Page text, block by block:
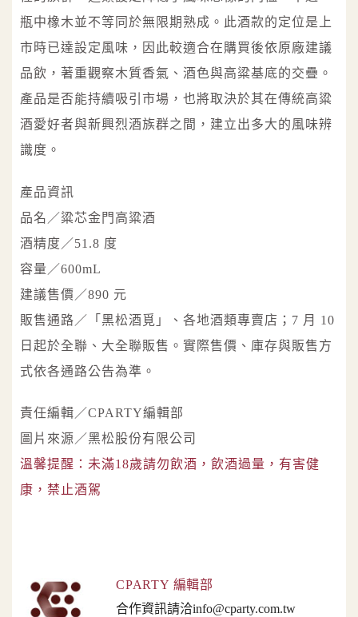
瓶中橡木並不等同於無限期熟成。此酒款的定位是上
市時已達設定風味，因此較適合在購買後依原廠建議
品飲，著重觀察木質香氣、酒色與高粱基底的交疊。
產品是否能持續吸引市場，也將取決於其在傳統高粱
酒愛好者與新興烈酒族群之間，建立出多大的風味辨
識度。
產品資訊
品名／粱芯金門高粱酒
酒精度／51.8 度
容量／600mL
建議售價／890 元
販售通路／「黑松酒覓」、各地酒類專賣店；7 月 10
日起於全聯、大全聯販售。實際售價、庫存與販售方
式依各通路公告為準。
責任編輯／CPARTY編輯部
圖片來源／黑松股份有限公司
溫馨提醒：未滿18歲請勿飲酒，飲酒過量，有害健
康，禁止酒駕
CPARTY 編輯部
合作資訊請洽info@cparty.com.tw